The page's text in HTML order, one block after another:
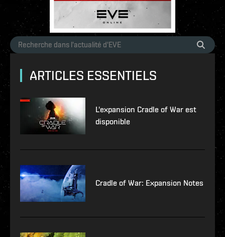
ARTICLES ESSENTIELS
L'expansion Cradle of War est
disponible
Cradle of War: Expansion Notes